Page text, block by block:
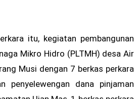
itu, kegiatan pembangunan
Mikro Hidro (PLTMH) desa Air
Musi dengan 7 berkas perkara
penyelewengan dana pinjaman